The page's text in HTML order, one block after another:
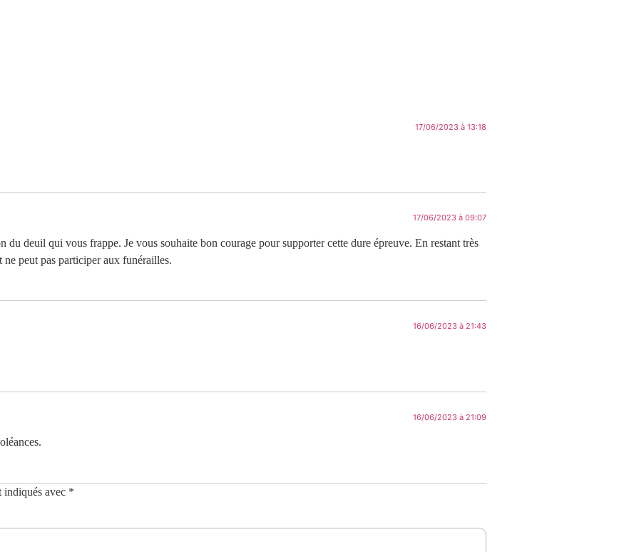
17/06/2023 à 13:18
17/06/2023 à 09:07
du deuil qui vous frappe. Je vous souhaite bon courage pour supporter cette dure épreuve. En restant très
peut pas participer aux funérailles.
16/06/2023 à 21:43
16/06/2023 à 21:09
indiqués avec *